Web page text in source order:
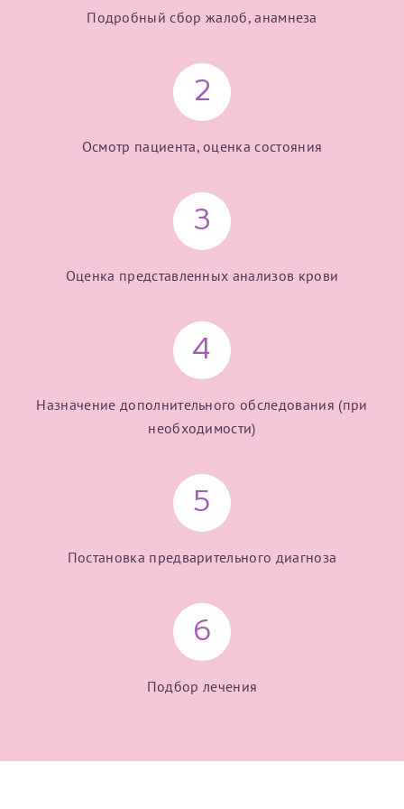
Подробный сбор жалоб, анамнеза
2
Осмотр пациента, оценка состояния
3
Оценка представленных анализов крови
4
Назначение дополнительного обследования (при
необходимости)
5
Постановка предварительного диагноза
6
Подбор лечения